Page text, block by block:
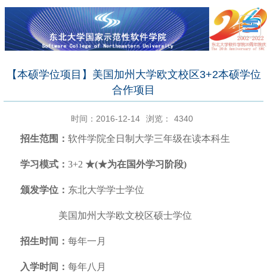
【本硕学位项目】美国加州大学欧文校区3+2本硕学位
合作项目
时间：2016-12-14 浏览： 4340
招生范围： 软件学院全日制大学三年级在读本科生
学习模式： 3+2 ★(★为在国外学习阶段)
颁发学位： 东北大学学士学位
美国加州大学欧文校区硕士学位
招生时间： 每年一月
入学时间： 每年八月